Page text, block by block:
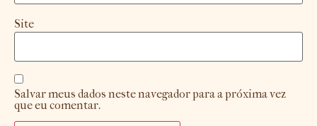
Site
Salvar meus dados neste navegador para a próxima vez
que eu comentar.